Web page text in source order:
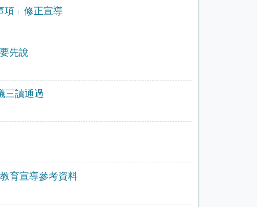
項」修正宣導
先說
三讀通過
育宣導參考資料